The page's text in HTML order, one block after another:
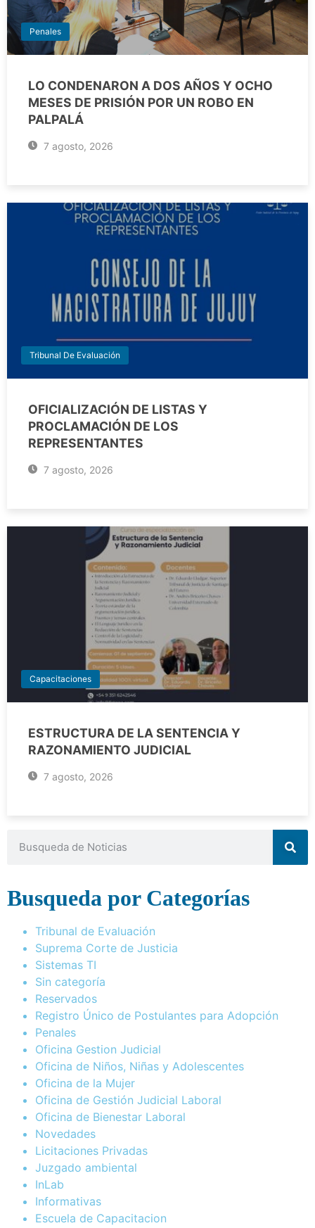
Penales
LO CONDENARON A DOS AÑOS Y OCHO
MESES DE PRISIÓN POR UN ROBO EN
PALPALÁ
7 agosto, 2026
Tribunal De Evaluación
OFICIALIZACIÓN DE LISTAS Y
PROCLAMACIÓN DE LOS
REPRESENTANTES
7 agosto, 2026
Capacitaciones
ESTRUCTURA DE LA SENTENCIA Y
RAZONAMIENTO JUDICIAL
7 agosto, 2026
Busqueda por Categorías
Tribunal de Evaluación
Suprema Corte de Justicia
Sistemas TI
Sin categoría
Reservados
Registro Único de Postulantes para Adopción
Penales
Oficina Gestion Judicial
Oficina de Niños, Niñas y Adolescentes
Oficina de la Mujer
Oficina de Gestión Judicial Laboral
Oficina de Bienestar Laboral
Novedades
Licitaciones Privadas
Juzgado ambiental
InLab
Informativas
Escuela de Capacitacion